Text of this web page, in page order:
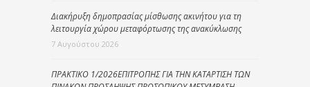
Διακήρυξη δημοπρασίας μίσθωσης ακινήτου για τη
λειτουργία χώρου μεταφόρτωσης της ανακύκλωσης
7 Αυγούστου 2026
ΠΡΑΚΤΙΚΟ 1/2026ΕΠΙΤΡΟΠΗΣ ΓΙΑ ΤΗΝ ΚΑΤΑΡΤΙΣΗ ΤΩΝ